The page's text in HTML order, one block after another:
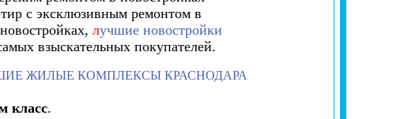
с эксклюзивным ремонтом в
лучшие новостройки
взыскательных покупателей.
ЖИЛЫЕ КОМПЛЕКСЫ КРАСНОДАРА
класс.